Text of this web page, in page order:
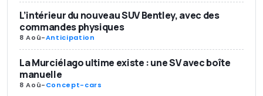
L’intérieur du nouveau SUV Bentley, avec des
commandes physiques
8 Aoû-Anticipation
La Murciélago ultime existe : une SV avec boîte
manuelle
8 Aoû-Concept-cars